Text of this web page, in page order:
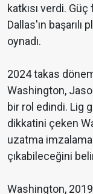
katkısı verdi.
Dallas'ın
oynadı.
2024 takas
Washington,
bir rol edindi. Lig
dikkatini çeken
uzatma
çıkabileceğini
Washington,